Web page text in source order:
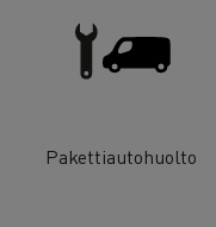
Pakettiautohuolto